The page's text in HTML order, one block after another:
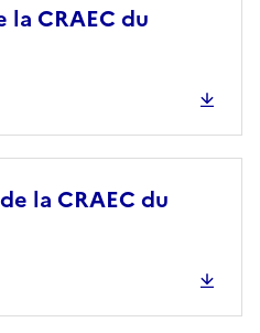
CRAEC du
la CRAEC du